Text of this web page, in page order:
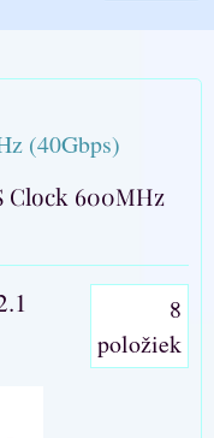
(40Gbps)
Clock 600MHz
8
položiek